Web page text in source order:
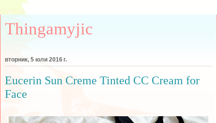
Thingamyjic
вторник, 5 юли 2016 г.
Eucerin Sun Creme Tinted CC Cream for
Face